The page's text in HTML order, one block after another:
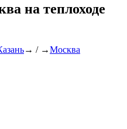
на теплоходе
→ / →Москва